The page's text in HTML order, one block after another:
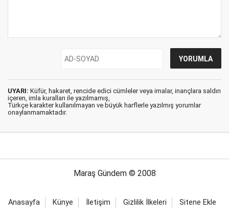
UYARI: Küfür, hakaret, rencide edici cümleler veya imalar, inançlara saldırı
içeren, imla kuralları ile yazılmamış,
Türkçe karakter kullanılmayan ve büyük harflerle yazılmış yorumlar
onaylanmamaktadır.
Maraş Gündem © 2008
Anasayfa Künye İletişim Gizlilik İlkeleri Sitene Ekle